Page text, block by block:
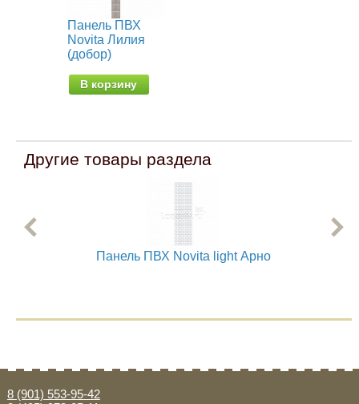
Панель ПВХ
Novita Лилия
(добор)
В корзину
Другие товары раздела
Панель ПВХ Novita light Арно
8 (901) 553-95-42